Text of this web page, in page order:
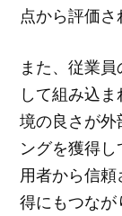
点から評価さ
また、従業
して組み込
境の良さが
ングを獲得
用者から信
得にもつな